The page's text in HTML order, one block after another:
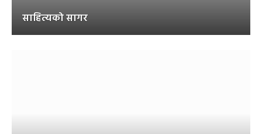
साहित्यको सागर